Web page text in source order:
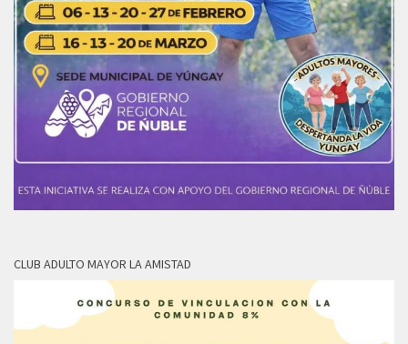
CLUB ADULTO MAYOR LA AMISTAD